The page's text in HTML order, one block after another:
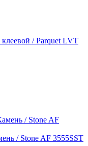
/ Parquet LVT
/ Stone AF 3555SST